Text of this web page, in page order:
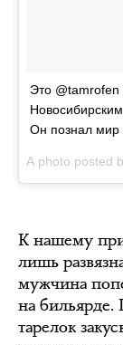
Это
Он познал мир
К нашему
лишь
мужчина
на бильярде.
тарелок